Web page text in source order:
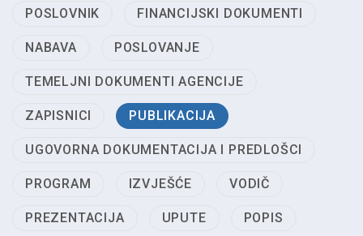
POSLOVNIK FINANCIJSKI DOKUMENTI
NABAVA POSLOVANJE
TEMELJNI DOKUMENTI AGENCIJE
ZAPISNICI PUBLIKACIJA
UGOVORNA DOKUMENTACIJA I PREDLOŠCI
PROGRAM IZVJEŠĆE VODIČ
PREZENTACIJA UPUTE POPIS